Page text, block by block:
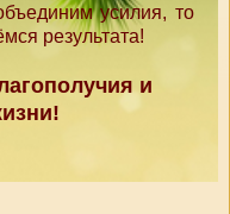
усилия, то
результата!
и